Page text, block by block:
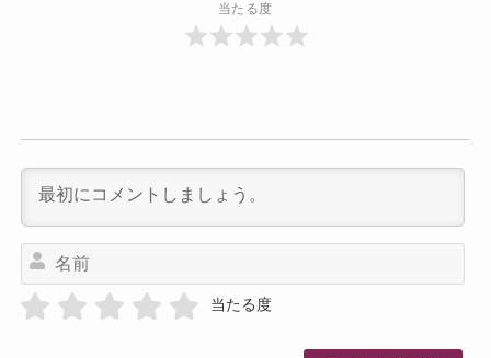
当たる度
当たる度